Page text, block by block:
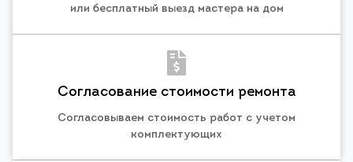
или бесплатный выезд мастера на дом
Согласование стоимости ремонта
Согласовываем стоимость работ с учетом
комплектующих